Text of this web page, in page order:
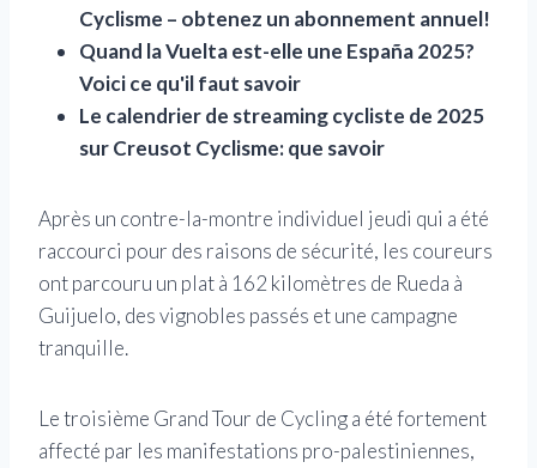
Cyclisme – obtenez un abonnement annuel!
Quand la Vuelta est-elle une España 2025?
Voici ce qu'il faut savoir
Le calendrier de streaming cycliste de 2025
sur Creusot Cyclisme: que savoir
Après un contre-la-montre individuel jeudi qui a été
raccourci pour des raisons de sécurité, les coureurs
ont parcouru un plat à 162 kilomètres de Rueda à
Guijuelo, des vignobles passés et une campagne
tranquille.
Le troisième Grand Tour de Cycling a été fortement
affecté par les manifestations pro-palestiniennes,